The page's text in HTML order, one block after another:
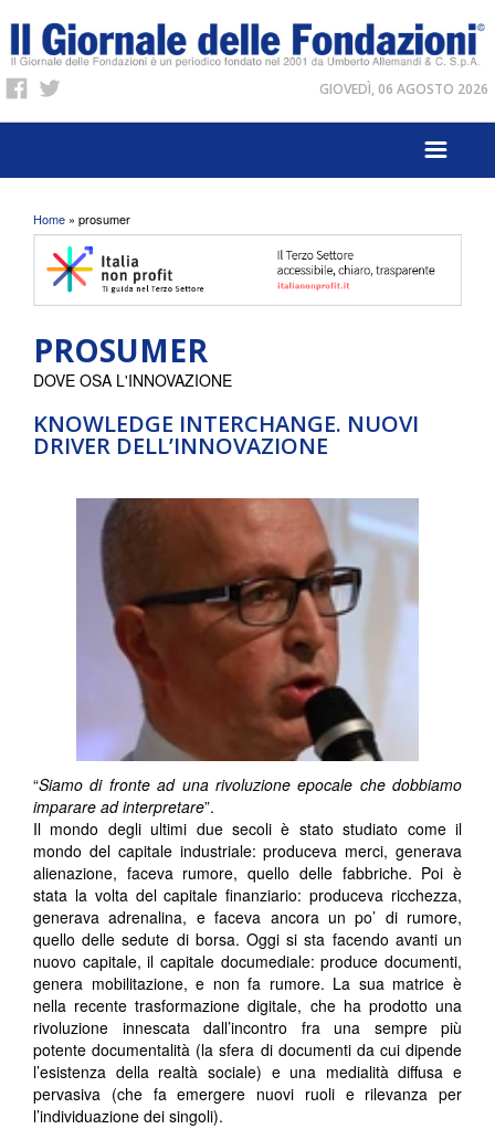
GIOVEDÌ, 06 AGOSTO 2026
Tu sei qui
Home » prosumer
PROSUMER
KNOWLEDGE INTERCHANGE. NUOVI
DRIVER DELL’INNOVAZIONE
DOVE OSA L'INNOVAZIONE
“Siamo di fronte ad una rivoluzione epocale che dobbiamo
imparare ad interpretare”.
Il mondo degli ultimi due secoli è stato studiato come il
mondo del capitale industriale: produceva merci, generava
alienazione, faceva rumore, quello delle fabbriche. Poi è
stata la volta del capitale finanziario: produceva ricchezza,
generava adrenalina, e faceva ancora un po’ di rumore,
quello delle sedute di borsa. Oggi si sta facendo avanti un
nuovo capitale, il capitale documediale: produce documenti,
genera mobilitazione, e non fa rumore. La sua matrice è
nella recente trasformazione digitale, che ha prodotto una
rivoluzione innescata dall’incontro fra una sempre più
potente documentalità (la sfera di documenti da cui dipende
l’esistenza della realtà sociale) e una medialità diffusa e
pervasiva (che fa emergere nuovi ruoli e rilevanza per
l’individuazione dei singoli).